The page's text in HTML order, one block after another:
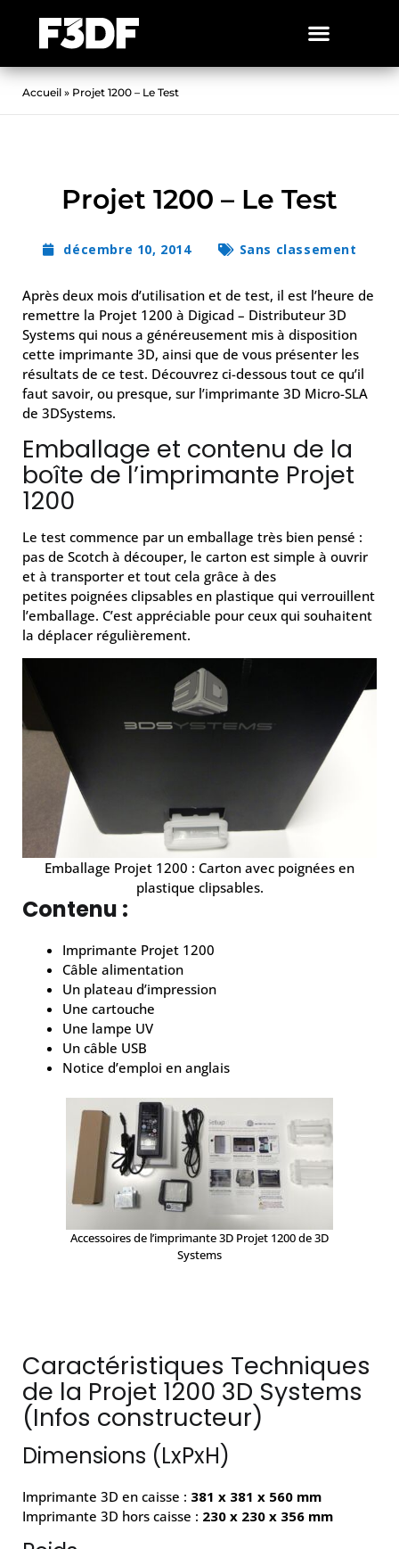
Accueil » Projet 1200 – Le Test
Projet 1200 – Le Test
décembre 10, 2014 Sans classement
Après deux mois d’utilisation et de test, il est l’heure de
remettre la Projet 1200 à Digicad – Distributeur 3D
Systems qui nous a généreusement mis à disposition
cette imprimante 3D, ainsi que de vous présenter les
résultats de ce test. Découvrez ci-dessous tout ce qu’il
faut savoir, ou presque, sur l’imprimante 3D Micro-SLA
de 3DSystems.
Emballage et contenu de la
boîte de l’imprimante Projet
1200
Le test commence par un emballage très bien pensé :
pas de Scotch à découper, le carton est simple à ouvrir
et à transporter et tout cela grâce à des
petites poignées clipsables en plastique qui verrouillent
l’emballage. C’est appréciable pour ceux qui souhaitent
la déplacer régulièrement.
Emballage Projet 1200 : Carton avec poignées en
plastique clipsables.
Contenu :
Imprimante Projet 1200
Câble alimentation
Un plateau d’impression
Une cartouche
Une lampe UV
Un câble USB
Notice d’emploi en anglais
Accessoires de l’imprimante 3D Projet 1200 de 3D
Systems
Caractéristiques Techniques
de la Projet 1200 3D Systems
(Infos constructeur)
Dimensions (LxPxH)
Imprimante 3D en caisse : 381 x 381 x 560 mm
Imprimante 3D hors caisse : 230 x 230 x 356 mm